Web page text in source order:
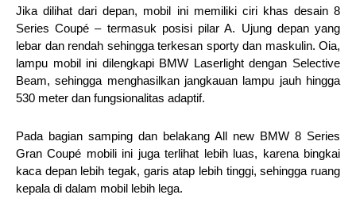
Jika dilihat dari depan, mobil ini memiliki ciri khas desain 8
Series Coupé – termasuk posisi pilar A. Ujung depan yang
lebar dan rendah sehingga terkesan sporty dan maskulin. Oia,
lampu mobil ini dilengkapi BMW Laserlight dengan Selective
Beam, sehingga menghasilkan jangkauan lampu jauh hingga
530 meter dan fungsionalitas adaptif.
Pada bagian samping dan belakang All new BMW 8 Series
Gran Coupé mobili ini juga terlihat lebih luas, karena bingkai
kaca depan lebih tegak, garis atap lebih tinggi, sehingga ruang
kepala di dalam mobil lebih lega.